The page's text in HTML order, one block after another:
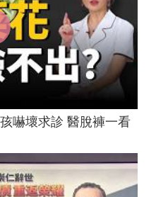
嚇壞求診 醫脫褲一看